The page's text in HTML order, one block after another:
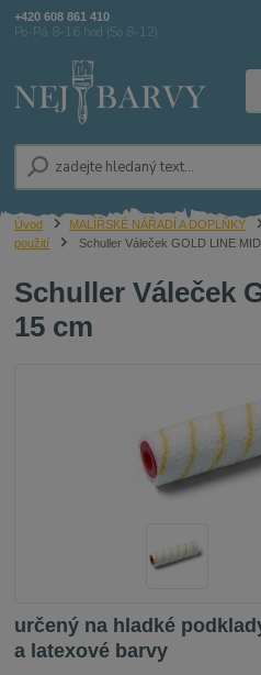
+420 608 861 410
Po-Pá 8-16 hod (So 8-12)
Úvod MALÍŘSKÉ NÁŘADÍ A DOPLŇKY
použití
Schuller Váleček GOLD LINE
Schuller Váleček
15 cm
určený na hladké
a latexové barvy